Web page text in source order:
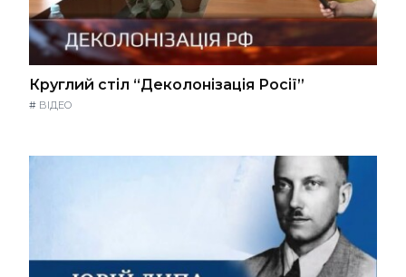
Круглий стіл “Деколонізація Росії”
# ВІДЕО